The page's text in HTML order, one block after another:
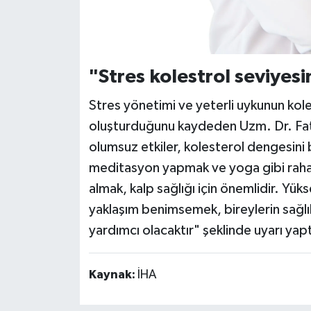
"Stres kolestrol
Stres yönetimi ve yeterli uykunun
oluşturduğunu kaydeden Uzm. Dr.
olumsuz etkiler, kolesterol
meditasyon yapmak ve yoga gibi
almak, kalp sağlığı için önemlidir.
yaklaşım benimsemek, bireylerin
yardımcı olacaktır" şeklinde uyarı
Kaynak: İHA